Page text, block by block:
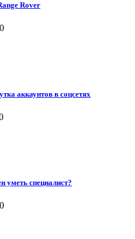
Rover
0
аккаунтов в соцсетях
уметь специалист?
0